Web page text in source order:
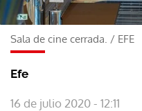
Sala de cine cerrada. / EFE
Efe
16 de julio 2020 - 12:11